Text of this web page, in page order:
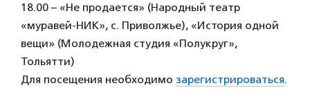
18.00 – «Не продается» (Народный театр
«муравей-НИК», с. Приволжье), «История одной
вещи» (Молодежная студия «Полукруг»,
Тольятти)
Для посещения необходимо зарегистрироваться.